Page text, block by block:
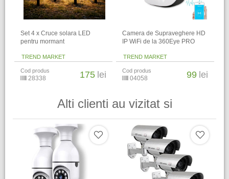
Set 4 x Cruce solara LED
pentru mormant
TREND MARKET
Cod produs
28338 175 lei
Camera de Supraveghere HD
IP WiFi de la 360Eye PRO
TREND MARKET
Cod produs
04058 99 lei
Alti clienti au vizitat si